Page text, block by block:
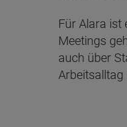
Für Alara ist
Meetings
auch über